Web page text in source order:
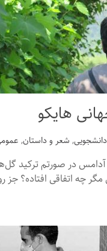
هایکو
دانشجویی, شعر و داستان,
آدامس در صورتم ترکید
چه اتفاقی افتاده؟ جز